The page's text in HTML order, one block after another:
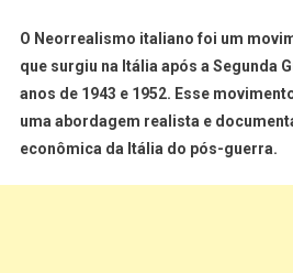
O Neorrealismo italiano foi um
que surgiu na Itália após a Segunda
anos de 1943 e 1952. Esse
uma abordagem realista e
econômica da Itália do pós-guerra.